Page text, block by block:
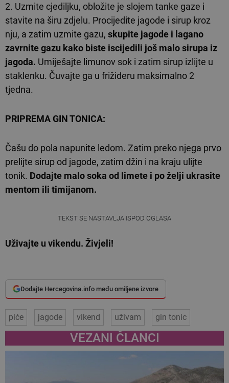
2. Uzmite cjediljku, obložite je slojem tanke gaze i
stavite na širu zdjelu. Procijedite jagode i sirup kroz
nju, a zatim uzmite gazu, skupite jagode i lagano
zavrnite gazu kako biste iscijedili još malo sirupa iz
jagoda. Umiješajte limunov sok i zatim sirup izlijte u
staklenku. Čuvajte ga u frižideru maksimalno 2
tjedna.
PRIPREMA GIN TONICA:
Čašu do pola napunite ledom. Zatim preko njega prvo
prelijte sirup od jagode, zatim džin i na kraju ulijte
tonik. Dodajte malo soka od limete i po želji ukrasite
mentom ili timijanom.
TEKST SE NASTAVLJA ISPOD OGLASA
Uživajte u vikendu. Živjeli!
Dodajte Hercegovina.info među omiljene izvore
piće jagode vikend uživam gin tonic
VEZANI ČLANCI